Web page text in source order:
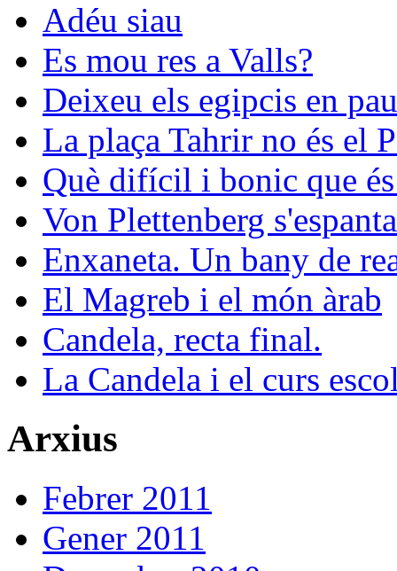
Adéu siau
Es mou res a Valls?
Deixeu els egipcis en
La plaça Tahrir no és el
Què difícil i bonic que és
Von Plettenberg s'espanta
Enxaneta. Un bany de
El Magreb i el món àrab
Candela, recta final.
La Candela i el curs
Arxius
Febrer 2011
Gener 2011